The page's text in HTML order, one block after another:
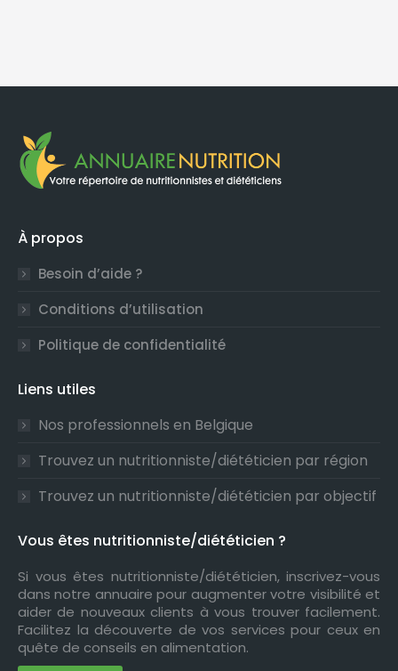
À propos
Besoin d’aide ?
Conditions d’utilisation
Politique de confidentialité
Liens utiles
Nos professionnels en Belgique
Trouvez un nutritionniste/diététicien par région
Trouvez un nutritionniste/diététicien par objectif
Vous êtes nutritionniste/diététicien ?
Si vous êtes nutritionniste/diététicien, inscrivez-vous
dans notre annuaire pour augmenter votre visibilité et
aider de nouveaux clients à vous trouver facilement.
Facilitez la découverte de vos services pour ceux en
quête de conseils en alimentation.